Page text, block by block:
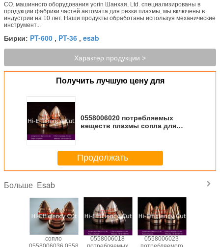
CO. машинного оборудования yorin Шанхая, Ltd. специализированы в
продукции фабрики частей автомата для резки плазмы, мы включены в
индустрии на 10 лет. Наши продукты обработаны используя механические
инструмент...
Бирки: PT-600 , PT-36 , esab
Характер продукции >
Получить лучшую цену для
0558006020 потребляемых
веществ плазмы сопла для
Продолжать
Больше Esab
сопло
0558006018
0558006023